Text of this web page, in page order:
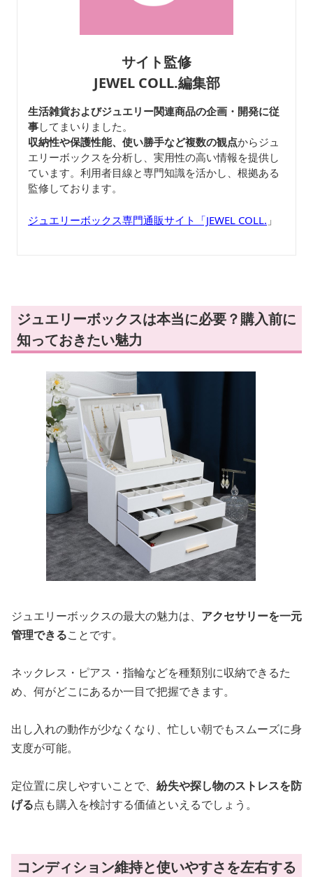
サイト監修
JEWEL COLL.編集部
生活雑貨およびジュエリー関連商品の企画・開発に従
事してまいりました。
収納性や保護性能、使い勝手など複数の観点からジュ
エリーボックスを分析し、実用性の高い情報を提供し
ています。利用者目線と専門知識を活かし、根拠ある
監修しております。
ジュエリーボックス専門通販サイト「JEWEL COLL. 」
ジュエリーボックスは本当に必要？購入前に
知っておきたい魅力
ジュエリーボックスの最大の魅力は、 アクセサリーを一元
管理できることです。
ネックレス・ピアス・指輪などを種類別に収納できるた
め、何がどこにあるか一目で把握できます。
出し入れの動作が少なくなり、忙しい朝でもスムーズに身
支度が可能。
定位置に戻しやすいことで、 紛失や探し物のストレスを防
げる点も購入を検討する価値といえるでしょう。
コンディション維持と使いやすさを左右する